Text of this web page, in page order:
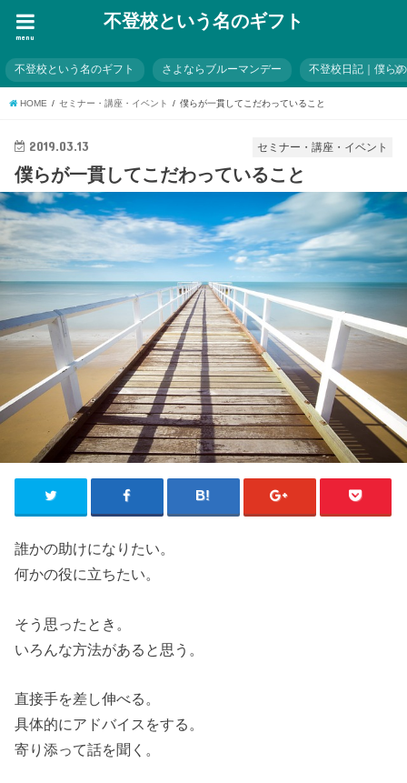
不登校という名のギフト
menu
不登校という名のギフト さよならブルーマンデー 不登校日記｜僕ら
HOME セミナー・講座・イベント 僕らが一貫してこだわっていること
セミナー・講座・イベント
2019.03.13
僕らが一貫してこだわっていること
誰かの助けになりたい。
何かの役に立ちたい。
そう思ったとき。
いろんな方法があると思う。
直接手を差し伸べる。
具体的にアドバイスをする。
寄り添って話を聞く。